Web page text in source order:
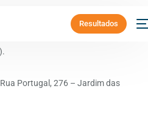
Resultados
sessões e outros benefícios em
Portugal, 276 – Jardim das